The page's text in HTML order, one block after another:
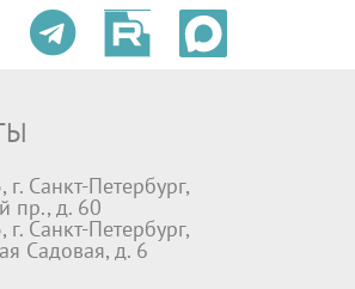
г. Санкт-Петербург,
пр., д. 60
г. Санкт-Петербург,
Садовая, д. 6